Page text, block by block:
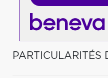
PARTICULARITÉS